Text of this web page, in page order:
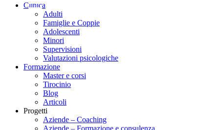
Clinica
Adulti
Famiglie e Coppie
Adolescenti
Minori
Supervisioni
Valutazioni psicologiche
Formazione
Master e corsi
Tirocinio
Blog
Articoli
Progetti
Aziende – Coaching
Aziende – Formazione e consulenza